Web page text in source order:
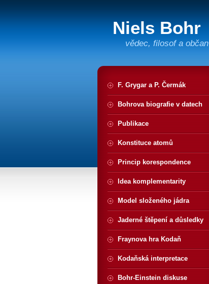
Niels Bohr
vědec, filosof a občan
F. Grygar a P. Čermák
Bohrova biografie v datech
Publikace
Konstituce atomů
Princip korespondence
Idea komplementarity
Model složeného jádra
Jaderné štěpení a důsledky
Fraynova hra Kodaň
Kodaňská interpretace
Bohr-Einstein diskuse